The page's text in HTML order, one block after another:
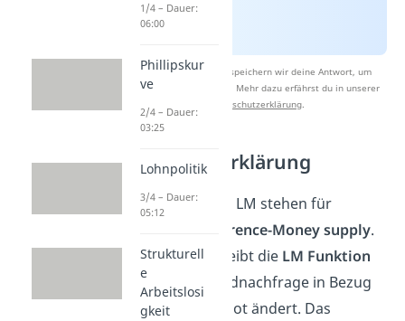
Nach Beantwortung speichern wir deine Antwort, um
Studyflix zu verbessern. Mehr dazu erfährst du in unserer
Datenschutzerklärung.
LM Kurve Erklärung
Die Buchstaben LM stehen für
Liquidity preference-Money supply.
Folglich beschreibt die LM Funktion
wie sich die Geldnachfrage in Bezug
zum Geldangebot ändert. Das
1/4 – Dauer:
06:00
Phillipskur
ve
2/4 – Dauer:
03:25
Lohnpolitik
3/4 – Dauer:
05:12
Strukturell
e
Arbeitslosi
gkeit